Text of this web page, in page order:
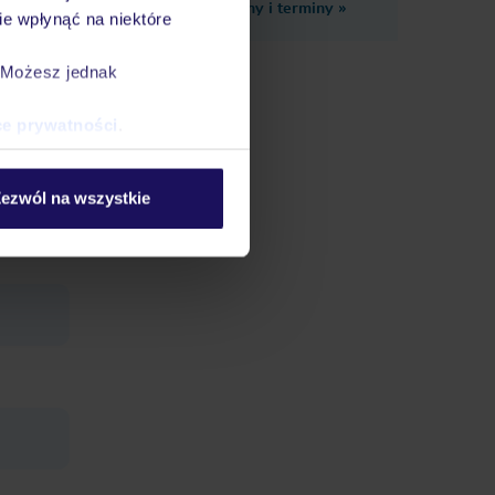
wpłynąć na niektóre
jednak
prywatności
na wszystkie
Zobacz inne ceny i terminy »